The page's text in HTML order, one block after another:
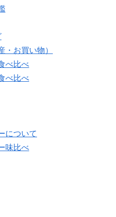
・お買い物）
べ比べ
べ比べ
について
味比べ